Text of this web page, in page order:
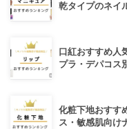
乾タイプのネイ
口紅おすすめ人
プラ・デパコス
化粧下地おすす
ス・敏感肌向け